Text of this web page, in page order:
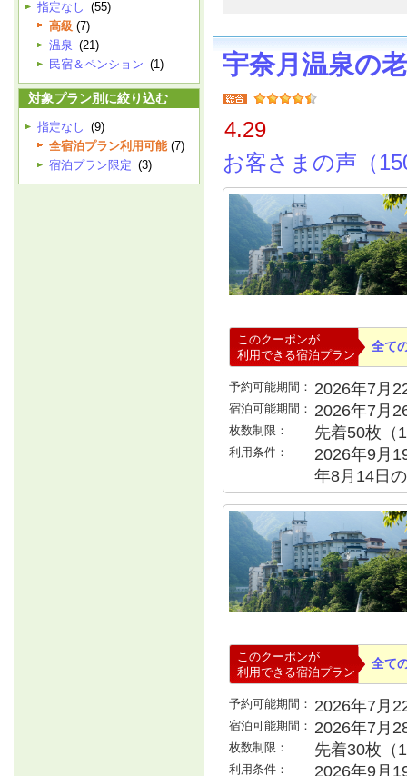
指定なし (55)
高級 (7)
温泉 (21)
民宿＆ペンション (1)
対象プラン別に絞り込む
指定なし (9)
全宿泊プラン利用可能 (7)
宿泊プラン限定 (3)
宇奈月温泉の
4.29
お客さまの声（
このクーポンが
利用できる宿泊プラン
全て
予約可能期間： 2026年7月
宿泊可能期間： 2026年7月
枚数制限： 先着50枚（
利用条件：
2026年9月
年8月14日
このクーポンが
利用できる宿泊プラン
全て
予約可能期間： 2026年7月
宿泊可能期間： 2026年7月
枚数制限： 先着30枚（
利用条件：
2026年9月